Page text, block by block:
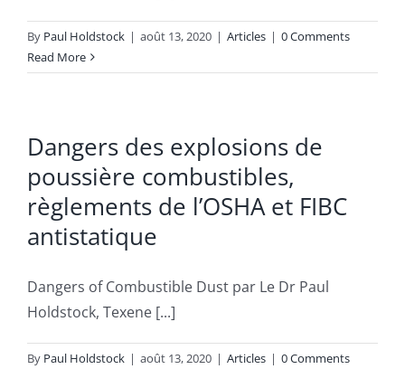
By Paul Holdstock | août 13, 2020 | Articles | 0 Comments
Read More
Dangers des explosions de
poussière combustibles,
règlements de l’OSHA et FIBC
antistatique
Dangers of Combustible Dust par Le Dr Paul
Holdstock, Texene [...]
By Paul Holdstock | août 13, 2020 | Articles | 0 Comments